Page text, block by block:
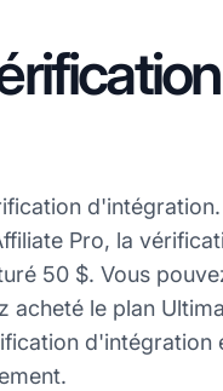
d'intégration.
Pro, la
50 $. Vous
acheté le plan
d'intégration